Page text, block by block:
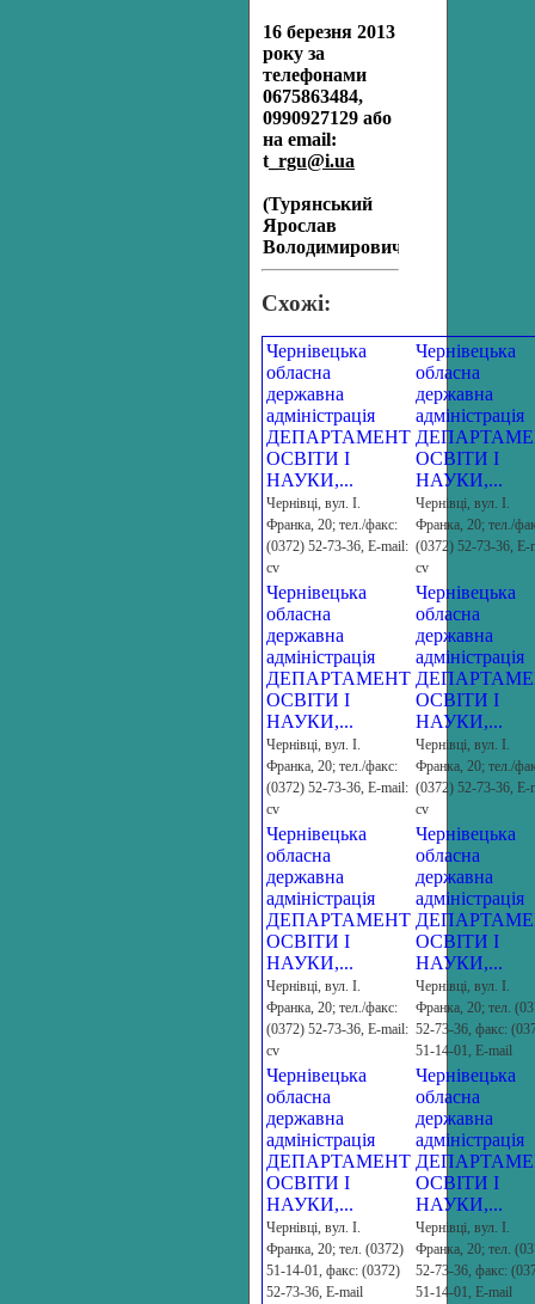
16 березня 2013
року за
телефонами
0675863484,
0990927129 або
на email:
t rgu@i.ua
(Турянський
Ярослав
Володимирович).
Схожі:
Чернівецька
обласна
державна
адміністрація
ДЕПАРТАМЕНТ
ОСВІТИ І
НАУКИ,...
Чернiвцi, вул. I.
Франка, 20; тел./факс:
(0372) 52-73-36, Е-mail:
cv
Чернівецька
обласна
державна
адміністрація
ОСВІТИ І
НАУКИ,...
Чернiвцi, вул. I.
Франка, 20; тел./
(0372) 52-73-36, Е-
cv
Чернівецька
обласна
державна
адміністрація
ДЕПАРТАМЕНТ
ОСВІТИ І
НАУКИ,...
Чернiвцi, вул. I.
Франка, 20; тел./факс:
(0372) 52-73-36, Е-mail:
cv
Чернівецька
обласна
державна
адміністрація
ОСВІТИ І
НАУКИ,...
Чернiвцi, вул. I.
Франка, 20; тел./
(0372) 52-73-36, Е-
cv
Чернівецька
обласна
державна
адміністрація
ДЕПАРТАМЕНТ
ОСВІТИ І
НАУКИ,...
Чернiвцi, вул. I.
Франка, 20; тел./факс:
(0372) 52-73-36, Е-mail:
cv
Чернівецька
обласна
державна
адміністрація
ОСВІТИ І
НАУКИ,...
Чернiвцi, вул. I.
Франка, 20; тел.
52-73-36, факс:
51-14-01, Е-mail
Чернівецька
обласна
державна
адміністрація
ДЕПАРТАМЕНТ
ОСВІТИ І
НАУКИ,...
Чернiвцi, вул. I.
Франка, 20; тел. (0372)
51-14-01, факс: (0372)
52-73-36, Е-mail
Чернівецька
обласна
державна
адміністрація
ОСВІТИ І
НАУКИ,...
Чернiвцi, вул. I.
Франка, 20; тел.
52-73-36, факс:
51-14-01, Е-mail